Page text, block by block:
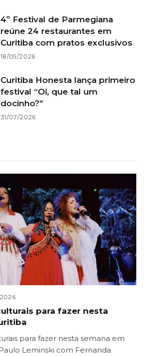
4º Festival de Parmegiana
reúne 24 restaurantes em
Curitiba com pratos exclusivos
18/05/2026
Curitiba Honesta lança primeiro
festival “Oi, que tal um
docinho?”
31/07/2026
para fazer nesta
para fazer nesta semana em
Leminski com Fernanda